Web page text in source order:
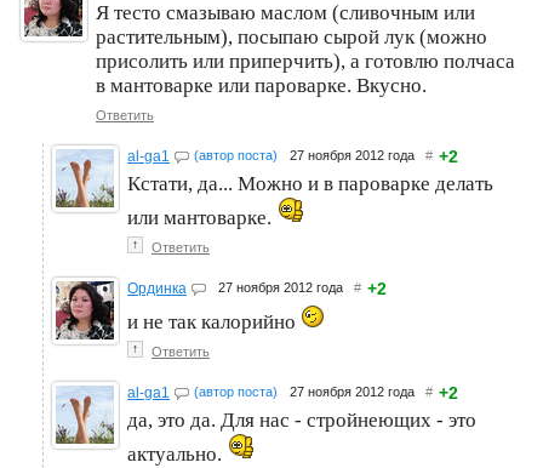
Я тесто смазываю маслом (сливочным или
растительным), посыпаю сырой лук (можно
присолить или приперчить), а готовлю полчаса
в мантоварке или пароварке. Вкусно.
Ответить
al-ga1 (автор поста) 27 ноября 2012 года # +2
Кстати, да... Можно и в пароварке делать
или мантоварке.
↑ Ответить
Ординка 27 ноября 2012 года # +2
и не так калорийно
↑ Ответить
al-ga1 (автор поста) 27 ноября 2012 года # +2
да, это да. Для нас - стройнеющих - это
актуально.